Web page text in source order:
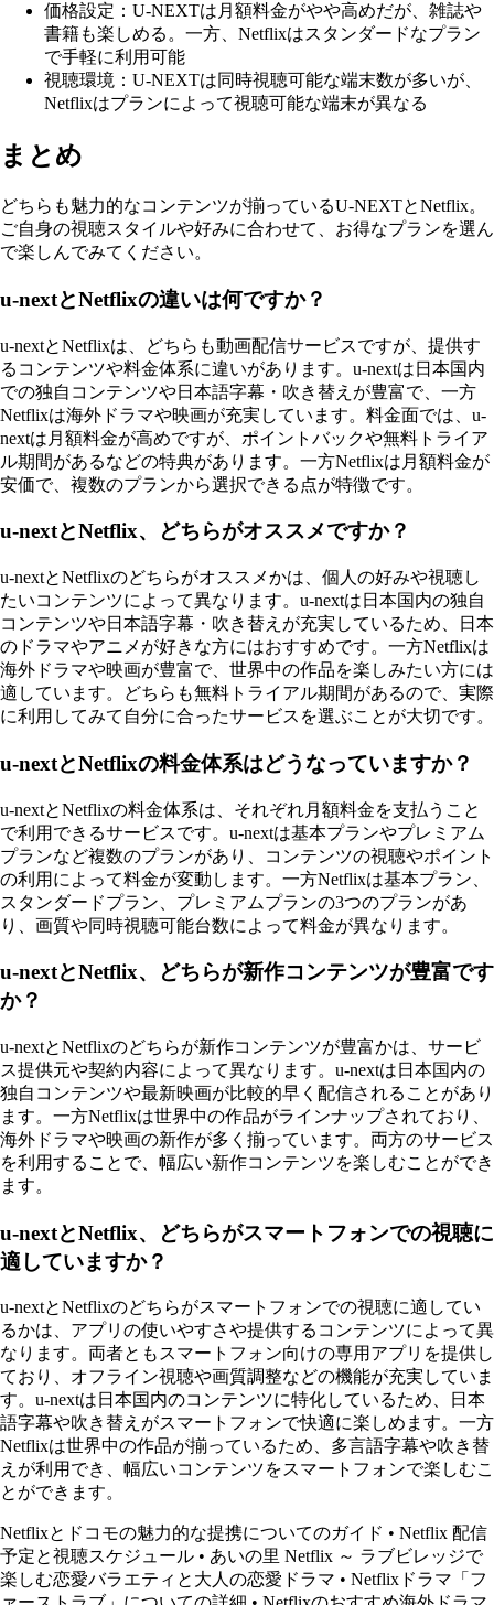
価格設定：U-NEXTは月額料金がやや高めだが、雑誌や
書籍も楽しめる。一方、Netflixはスタンダードなプラン
で手軽に利用可能
視聴環境：U-NEXTは同時視聴可能な端末数が多いが、
Netflixはプランによって視聴可能な端末が異なる
まとめ
どちらも魅力的なコンテンツが揃っているU-NEXTとNetflix。
ご自身の視聴スタイルや好みに合わせて、お得なプランを選ん
で楽しんでみてください。
u-nextとNetflixの違いは何ですか？
u-nextとNetflixは、どちらも動画配信サービスですが、提供す
るコンテンツや料金体系に違いがあります。u-nextは日本国内
での独自コンテンツや日本語字幕・吹き替えが豊富で、一方
Netflixは海外ドラマや映画が充実しています。料金面では、u-
nextは月額料金が高めですが、ポイントバックや無料トライア
ル期間があるなどの特典があります。一方Netflixは月額料金が
安価で、複数のプランから選択できる点が特徴です。
u-nextとNetflix、どちらがオススメですか？
u-nextとNetflixのどちらがオススメかは、個人の好みや視聴し
たいコンテンツによって異なります。u-nextは日本国内の独自
コンテンツや日本語字幕・吹き替えが充実しているため、日本
のドラマやアニメが好きな方にはおすすめです。一方Netflixは
海外ドラマや映画が豊富で、世界中の作品を楽しみたい方には
適しています。どちらも無料トライアル期間があるので、実際
に利用してみて自分に合ったサービスを選ぶことが大切です。
u-nextとNetflixの料金体系はどうなっていますか？
u-nextとNetflixの料金体系は、それぞれ月額料金を支払うこと
で利用できるサービスです。u-nextは基本プランやプレミアム
プランなど複数のプランがあり、コンテンツの視聴やポイント
の利用によって料金が変動します。一方Netflixは基本プラン、
スタンダードプラン、プレミアムプランの3つのプランがあ
り、画質や同時視聴可能台数によって料金が異なります。
u-nextとNetflix、どちらが新作コンテンツが豊富です
か？
u-nextとNetflixのどちらが新作コンテンツが豊富かは、サービ
ス提供元や契約内容によって異なります。u-nextは日本国内の
独自コンテンツや最新映画が比較的早く配信されることがあり
ます。一方Netflixは世界中の作品がラインナップされており、
海外ドラマや映画の新作が多く揃っています。両方のサービス
を利用することで、幅広い新作コンテンツを楽しむことができ
ます。
u-nextとNetflix、どちらがスマートフォンでの視聴に
適していますか？
u-nextとNetflixのどちらがスマートフォンでの視聴に適してい
るかは、アプリの使いやすさや提供するコンテンツによって異
なります。両者ともスマートフォン向けの専用アプリを提供し
ており、オフライン視聴や画質調整などの機能が充実していま
す。u-nextは日本国内のコンテンツに特化しているため、日本
語字幕や吹き替えがスマートフォンで快適に楽しめます。一方
Netflixは世界中の作品が揃っているため、多言語字幕や吹き替
えが利用でき、幅広いコンテンツをスマートフォンで楽しむこ
とができます。
Netflixとドコモの魅力的な提携についてのガイド • Netflix 配信
予定と視聴スケジュール • あいの里 Netflix ～ ラブビレッジで
楽しむ恋愛バラエティと大人の恋愛ドラマ • Netflixドラマ「フ